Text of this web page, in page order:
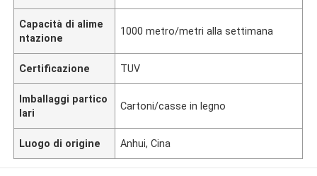
Capacità di alime
ntazione
1000 metro/metri alla settimana
Certificazione TUV
Imballaggi partico
lari
Cartoni/casse in legno
Luogo di origine Anhui, Cina